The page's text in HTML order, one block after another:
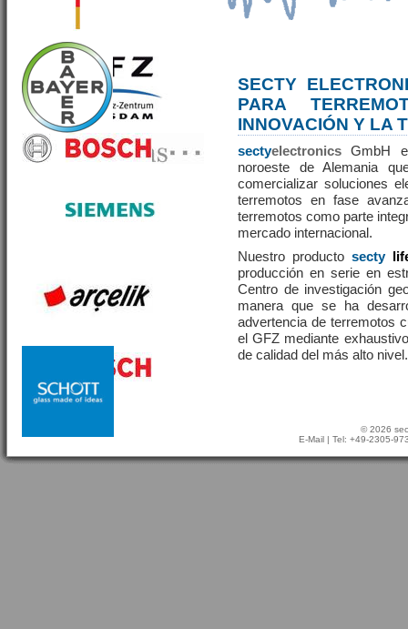
SECTY
PARA
INNOVACIÓN Y LA
sectyelectronics GmbH
noroeste de Alemania
comercializar soluciones
terremotos en fase
terremotos como parte
mercado internacional.
Nuestro productosecty
producción en serie en
Centro de investigación
manera que se ha
advertencia de terremotos
el GFZ mediante
de calidad del más alto nivel.
© 2026
E-Mail | Tel: +49-2305-